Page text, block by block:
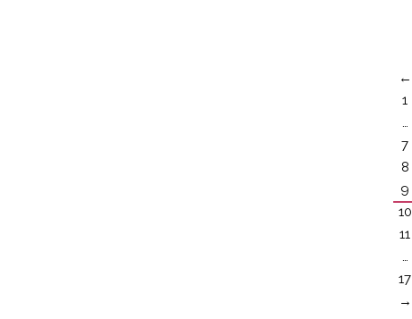
←
1
…
7
8
9
10
11
…
17
→